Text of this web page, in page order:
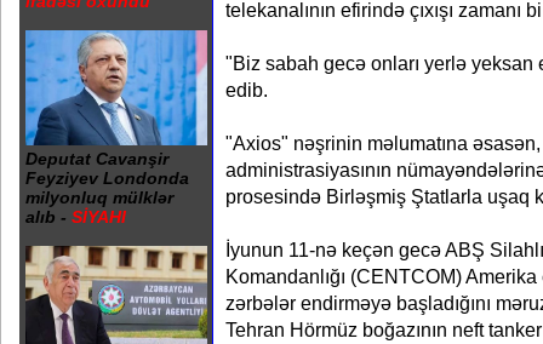
Deputat Cavanşir
Feyziyev Londonda
milyonluq mülklər
alıb - SİYAHI
telekanalının efirində çıxışı zamanı
"Biz sabah gecə onları yerlə
edib.
"Axios" nəşrinin məlumatına
administrasiyasının
prosesində Birləşmiş Ştatlarla uşaq
İyunun 11-nə keçən gecə ABŞ
Komandanlığı (CENTCOM)
zərbələr endirməyə başladığını
Tehran Hörmüz boğazının neft